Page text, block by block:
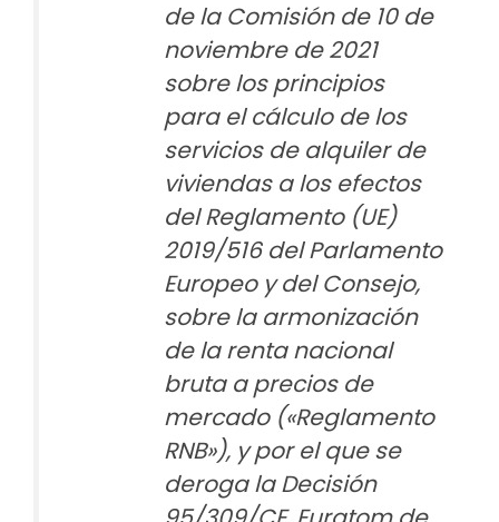
de la Comisión de 10 de
noviembre de 2021
sobre los principios
para el cálculo de los
servicios de alquiler de
viviendas a los efectos
del Reglamento (UE)
2019/516 del Parlamento
Europeo y del Consejo,
sobre la armonización
de la renta nacional
bruta a precios de
mercado («Reglamento
RNB»), y por el que se
deroga la Decisión